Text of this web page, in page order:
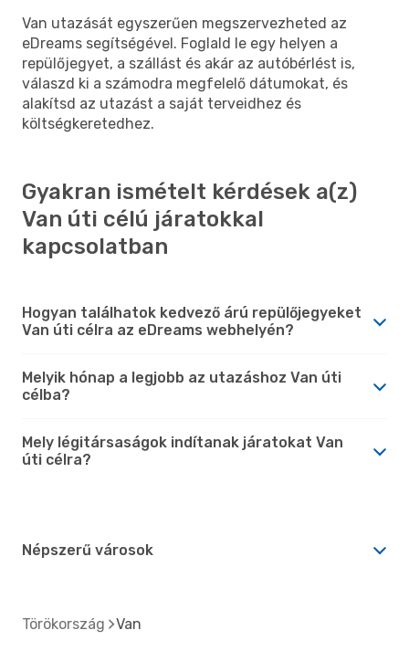
Van utazását egyszerűen megszervezheted az
eDreams segítségével. Foglald le egy helyen a
repülőjegyet, a szállást és akár az autóbérlést is,
válaszd ki a számodra megfelelő dátumokat, és
alakítsd az utazást a saját terveidhez és
költségkeretedhez.
Gyakran ismételt kérdések a(z)
Van úti célú járatokkal
kapcsolatban
Hogyan találhatok kedvező árú repülőjegyeket
Van úti célra az eDreams webhelyén?
Melyik hónap a legjobb az utazáshoz Van úti
célba?
Mely légitársaságok indítanak járatokat Van
úti célra?
Népszerű városok
Törökország Van